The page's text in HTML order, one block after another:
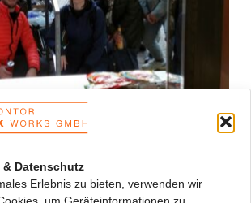
Datenschutz
Erlebnis zu bieten, verwenden wir